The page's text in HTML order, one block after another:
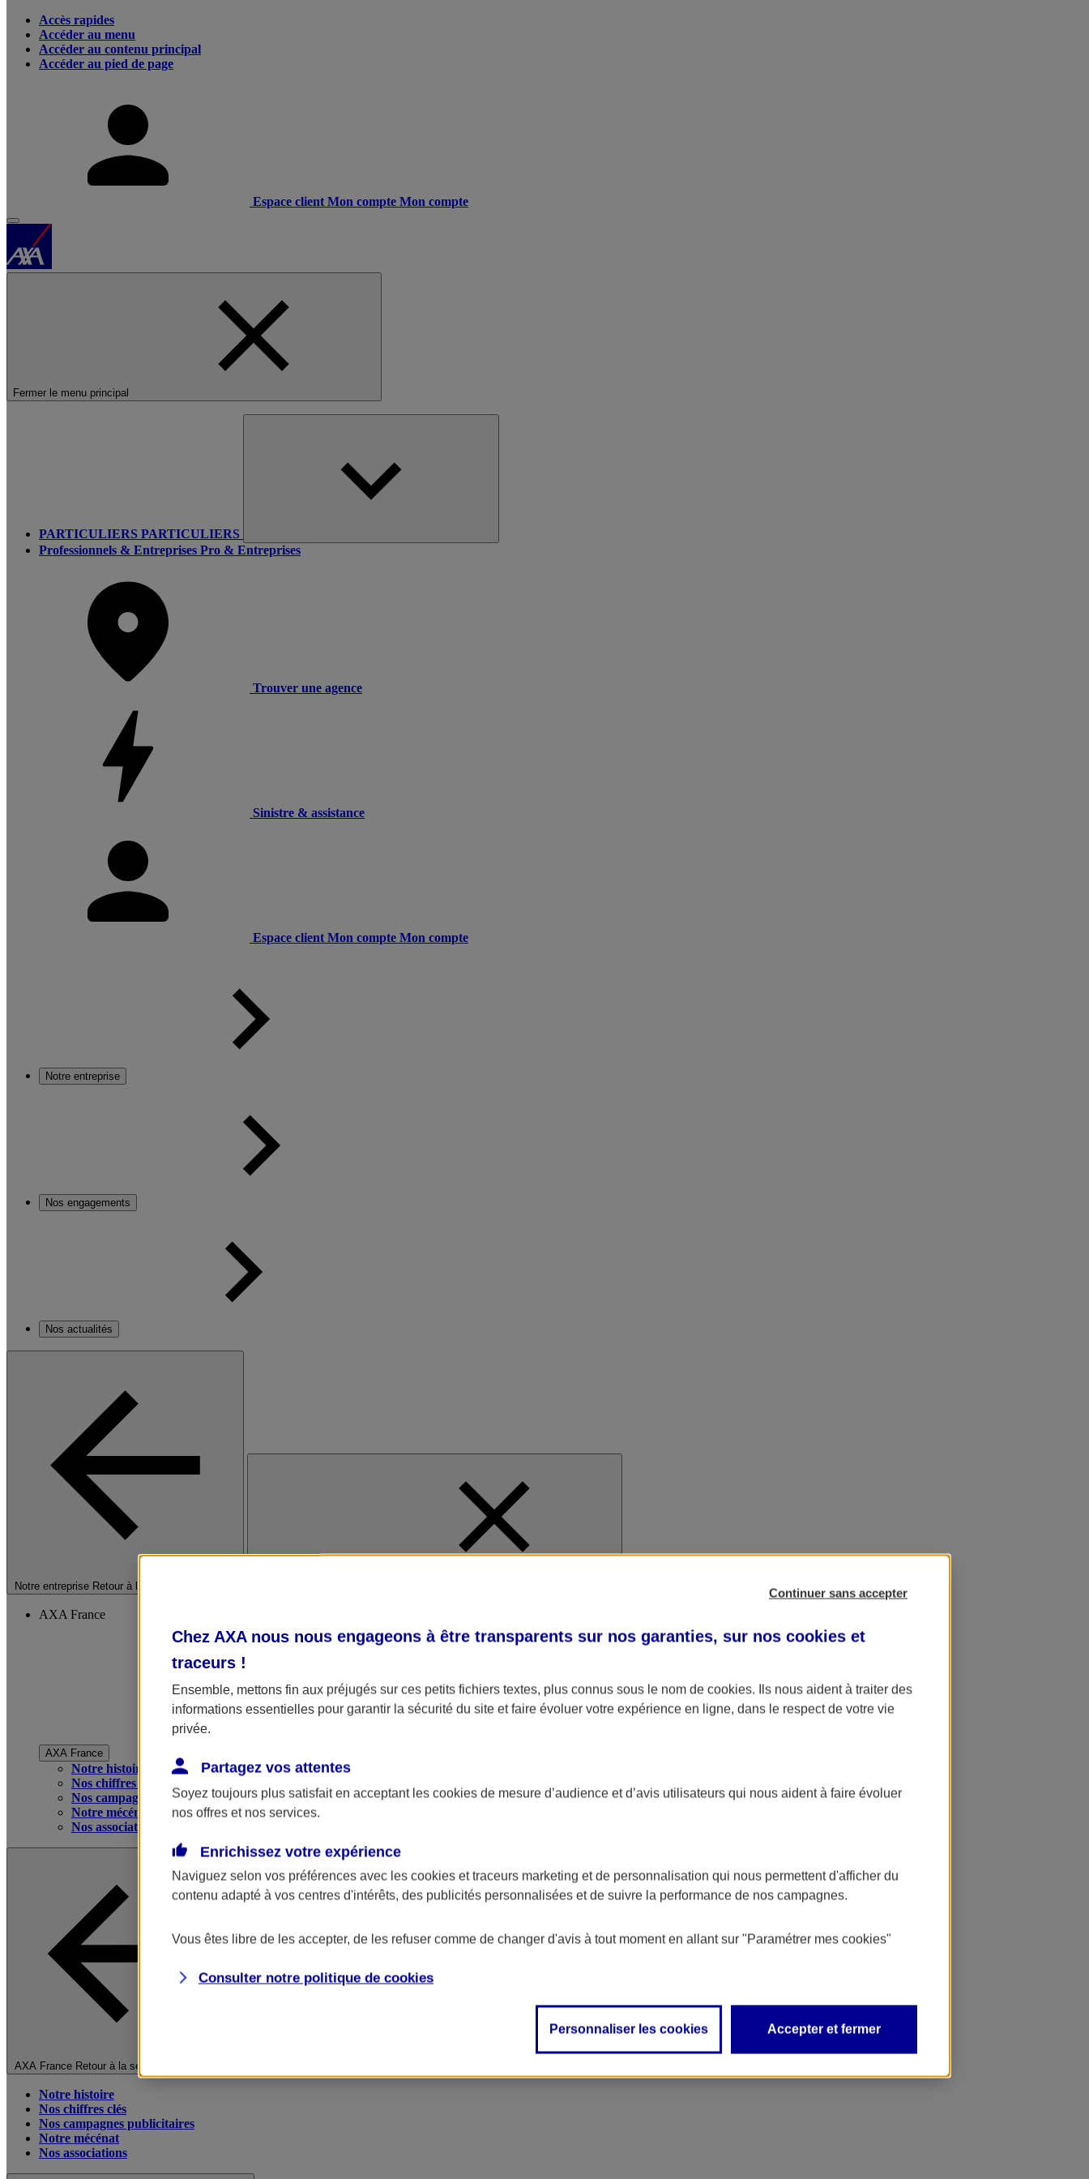
Accès rapides
Accéder au menu
Accéder au contenu principal
Accéder au pied de page
Espace client Mon compte Mon compte
Fermer le menu principal
PARTICULIERS PARTICULIERS
Professionnels & Entreprises Pro & Entreprises
Trouver une agence
Sinistre & assistance
Espace client Mon compte Mon compte
Notre entreprise
Nos engagements
Nos actualités
Notre entreprise Retour à la section précédente
AXA France
AXA France
Notre histoire
Nos chiffres clés
Nos campagnes publicitaires
Notre mécénat
Nos associations
AXA France Retour à la section précédente
Notre histoire
Nos chiffres clés
Nos campagnes publicitaires
Notre mécénat
Nos associations
Continuer sans accepter
Chez AXA nous nous engageons à être transparents sur nos garanties, sur nos cookies et
traceurs !
Ensemble, mettons fin aux préjugés sur ces petits fichiers textes, plus connus sous le nom de cookies. Ils nous aident à traiter des
informations essentielles pour garantir la sécurité du site et faire évoluer votre expérience en ligne, dans le respect de votre vie
privée.
Partagez vos attentes
Soyez toujours plus satisfait en acceptant les cookies de mesure d’audience et d’avis utilisateurs qui nous aident à faire évoluer
nos offres et nos services.
Enrichissez votre expérience
Naviguez selon vos préférences avec les cookies et traceurs marketing et de personnalisation qui nous permettent d'afficher du
contenu adapté à vos centres d'intérêts, des publicités personnalisées et de suivre la performance de nos campagnes.
Vous êtes libre de les accepter, de les refuser comme de changer d'avis à tout moment en allant sur "Paramétrer mes cookies"
Consulter notre politique de cookies
Personnaliser les cookies Accepter et fermer